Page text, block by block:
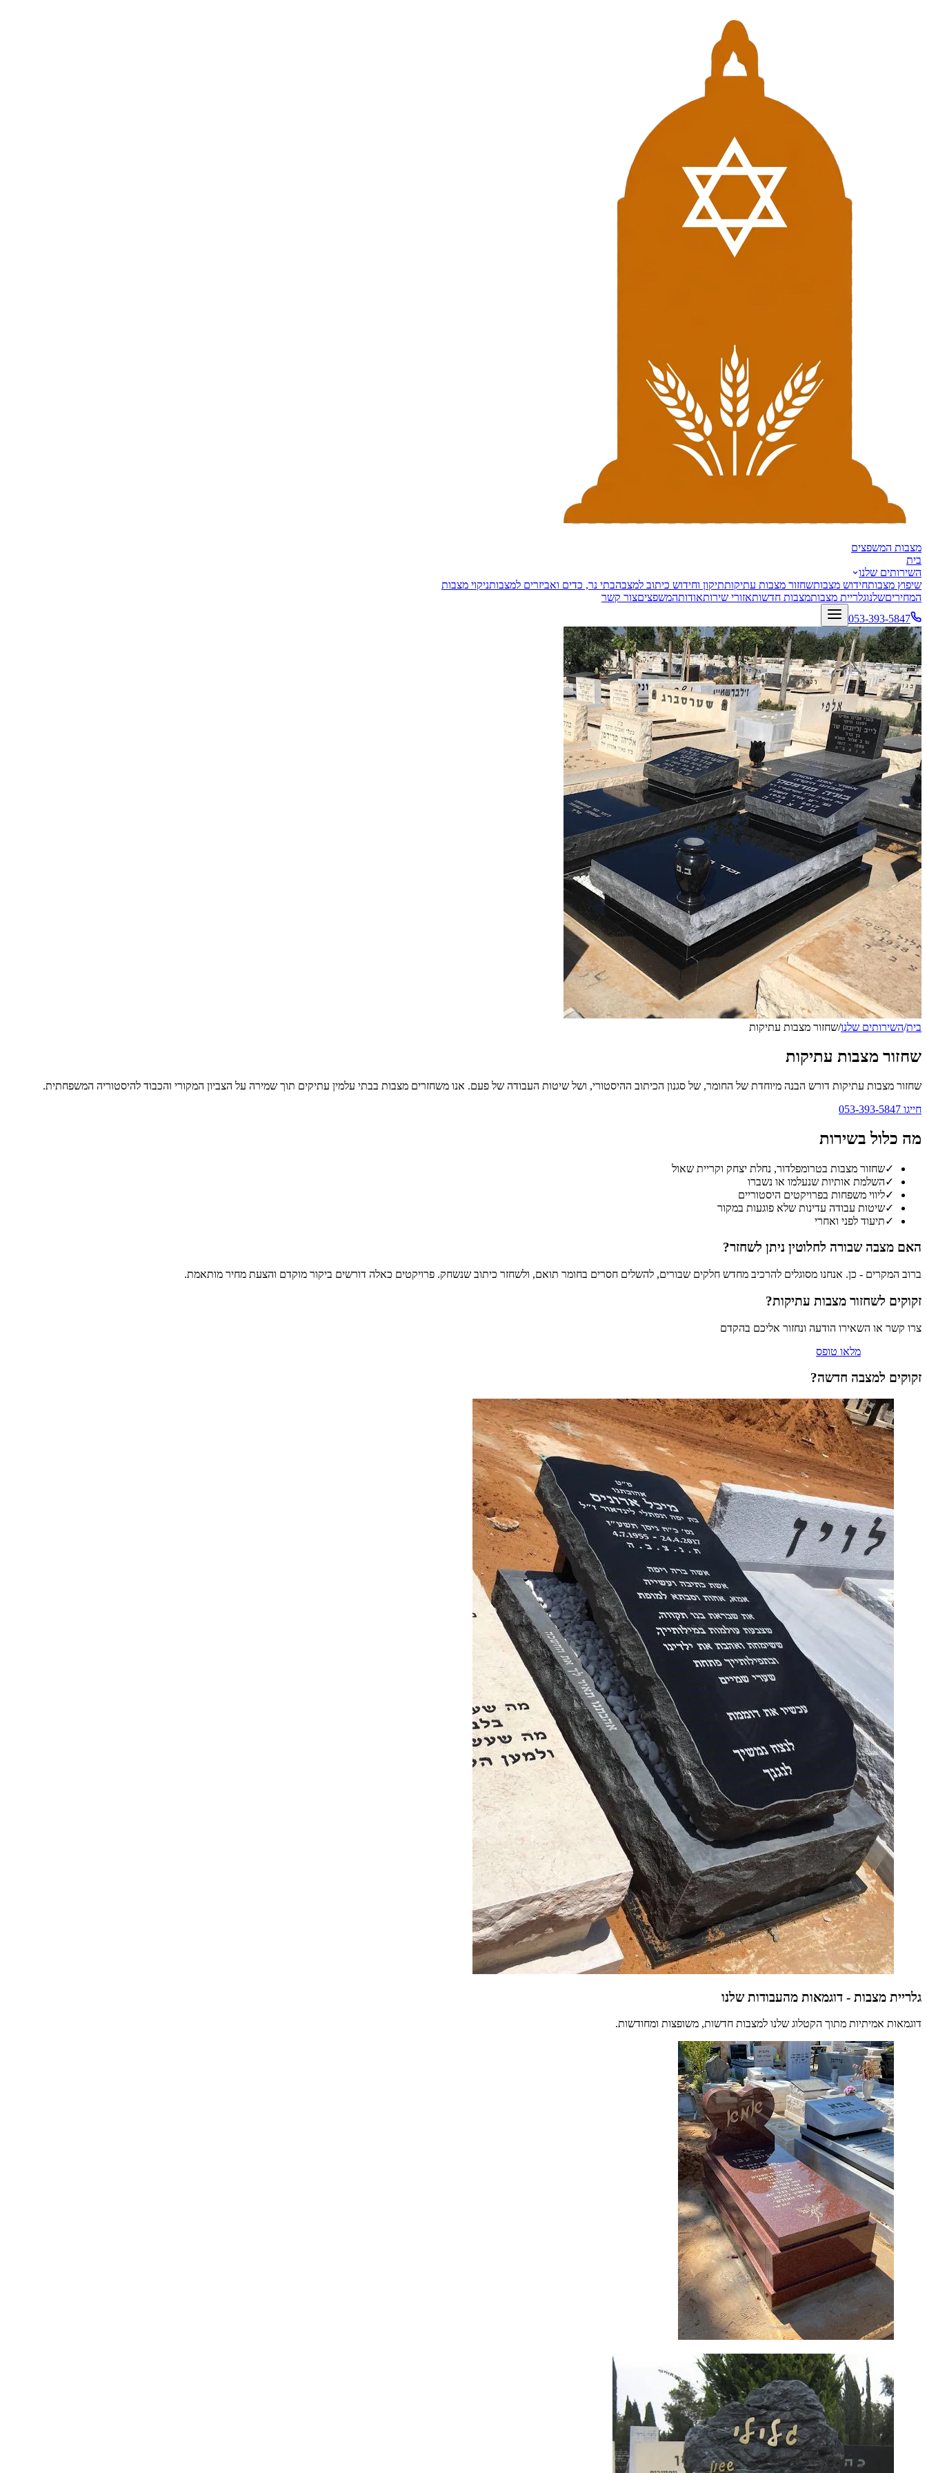
מצבות המשפצים
בית
השירותים שלנו
שיפוץ מצבותחידוש מצבותשחזור מצבות עתיקותתיקון וחידוש כיתוב למצבהבתי נר, כדים ואביזרים למצבותניקוי מצבות
המחיריםשלנוגלריית מצבותמצבות חדשותאזורי שירותאודותהמשפציםצור קשר
053-393-5847
בית/השירותים שלנו/שחזור מצבות עתיקות
שחזור מצבות עתיקות
שחזור מצבות עתיקות דורש הבנה מיוחדת של החומר, של סגנון הכיתוב ההיסטורי, ושל שיטות העבודה של פעם. אנו משחזרים מצבות בבתי עלמין עתיקים תוך שמירה על הצביון המקורי והכבוד להיסטוריה המשפחתית.
חייגו 053-393-5847
מה כלול בשירות
✓שחזור מצבות בטרומפלדור, נחלת יצחק וקריית שאול
✓השלמת אותיות שנעלמו או נשברו
✓ליווי משפחות בפרויקטים היסטוריים
✓שיטות עבודה עדינות שלא פוגעות במקור
✓תיעוד לפני ואחרי
האם מצבה שבורה לחלוטין ניתן לשחזר?
ברוב המקרים - כן. אנחנו מסוגלים להרכיב מחדש חלקים שבורים, להשלים חסרים בחומר תואם, ולשחזר כיתוב שנשחק. פרויקטים כאלה דורשים ביקור מוקדם והצעת מחיר מותאמת.
זקוקים לשחזור מצבות עתיקות?
צרו קשר או השאירו הודעה ונחזור אליכם בהקדם
מלאו טופס
זקוקים למצבה חדשה?
גלריית מצבות - דוגמאות מהעבודות שלנו
דוגמאות אמיתיות מתוך הקטלוג שלנו למצבות חדשות, משופצות ומחודשות.